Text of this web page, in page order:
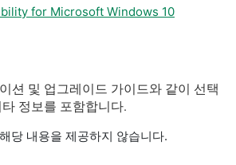
for Microsoft Windows 10
션 및 업그레이드 가이드와 같이 선택
정보를 포함합니다.
당 내용을 제공하지 않습니다.